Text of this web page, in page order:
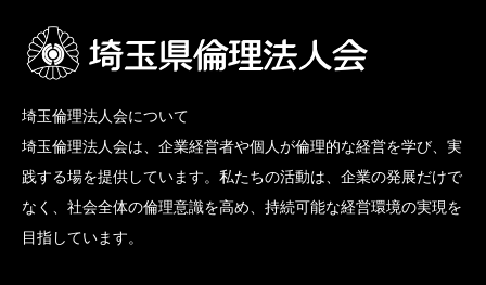
埼玉倫理法人会について
埼玉倫理法人会は、企業経営者や個人が倫理的な経営を学び、実
践する場を提供しています。私たちの活動は、企業の発展だけで
なく、社会全体の倫理意識を高め、持続可能な経営環境の実現を
目指しています。